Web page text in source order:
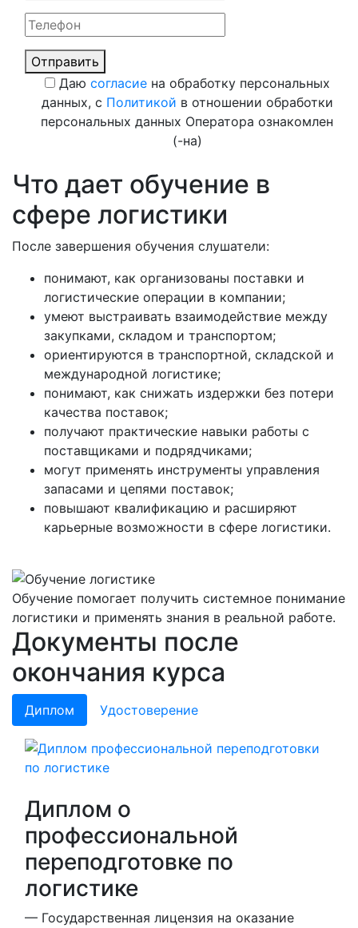
Отправить
Даю согласиена обработку персональных
данных, с Политикой в отношении обработки
персональных данных Оператора ознакомлен
(-на)
Что дает обучение в
сфере логистики
После завершения обучения слушатели:
понимают, как организованы поставки и
логистические операции в компании;
умеют выстраивать взаимодействие между
закупками, складом и транспортом;
ориентируются в транспортной, складской и
международной логистике;
понимают, как снижать издержки без потери
качества поставок;
получают практические навыки работы с
поставщиками и подрядчиками;
могут применять инструменты управления
запасами и цепями поставок;
повышают квалификацию и расширяют
карьерные возможности в сфере логистики.
Обучение помогает получить системное понимание
логистики и применять знания в реальной работе.
Документы после
окончания курса
Диплом Удостоверение
Диплом о
профессиональной
переподготовке по
логистике
— Государственная лицензия на оказание